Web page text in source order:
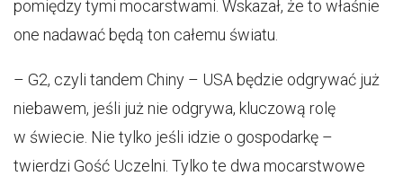
pomiędzy tymi mocarstwami. Wskazał, że to właśnie
one nadawać będą ton całemu światu.
– G2, czyli tandem Chiny – USA będzie odgrywać już
niebawem, jeśli już nie odgrywa, kluczową rolę
w świecie. Nie tylko jeśli idzie o gospodarkę –
twierdzi Gość Uczelni. Tylko te dwa mocarstwowe